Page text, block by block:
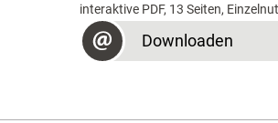
interaktive PDF, 13 Seiten,
Downloaden